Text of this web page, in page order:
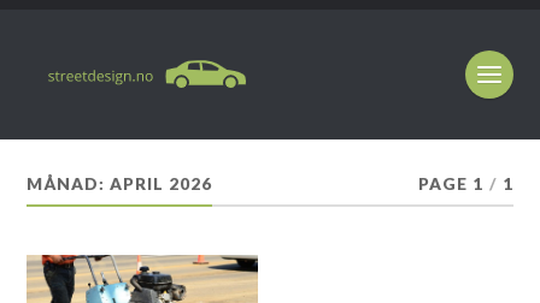
MÅNAD:APRIL 2026 PAGE 1 / 1